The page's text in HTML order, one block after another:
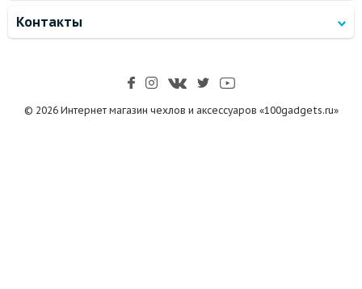
Контакты
© 2026 Интернет магазин чехлов и аксессуаров «100gadgets.ru»